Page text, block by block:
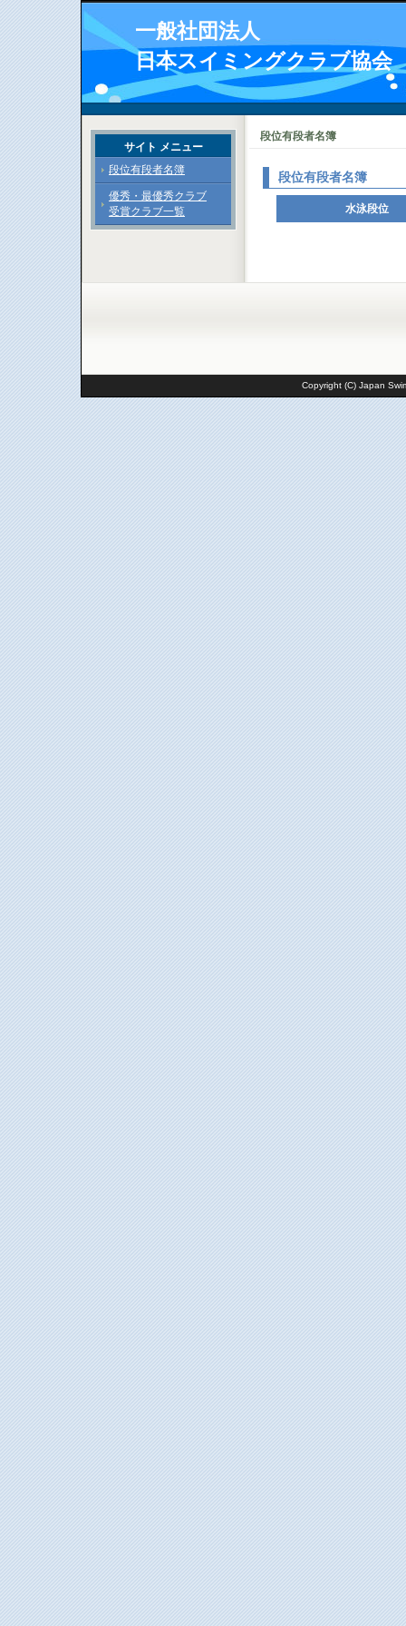
一般社団法人
日本スイミングクラブ協会
段位有段者名簿
段位有段者名簿
水泳段位
サイト メニュー
段位有段者名簿
優秀・最優秀クラブ
受賞クラブ一覧
Copyright (C) Japan